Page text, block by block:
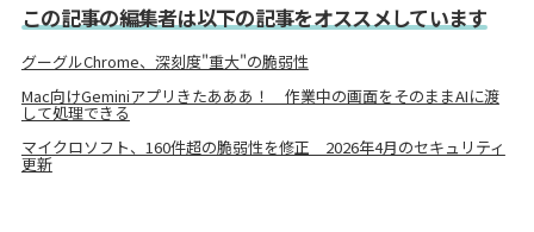
この記事の編集者は以下の記事をオススメしています
グーグルChrome、深刻度"重大"の脆弱性
Mac向けGeminiアプリきたあああ！ 作業中の画面をそのままAIに渡
して処理できる
マイクロソフト、160件超の脆弱性を修正 2026年4月のセキュリティ
更新